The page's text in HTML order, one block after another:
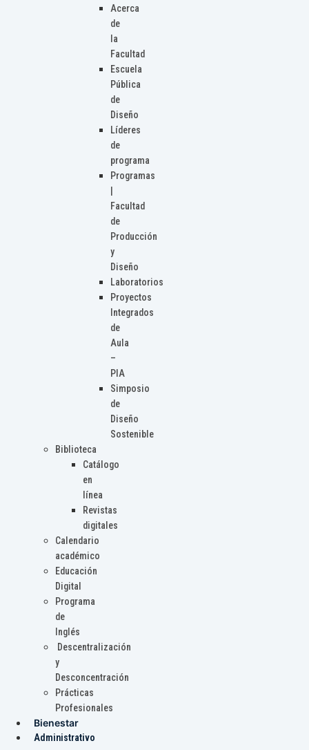
Acerca
de
la
Facultad
Escuela
Pública
de
Diseño
Líderes
de
programa
Programas
Facultad
de
Producción
y
Diseño
Laboratorios
Proyectos
Integrados
de
Aula
–
PIA
Simposio
de
Diseño
Sostenible
Biblioteca
Catálogo
en
línea
Revistas
digitales
Calendario
académico
Educación
Digital
Programa
de
Inglés
Descentralización
y
Desconcentración
Prácticas
Profesionales
Bienestar
Administrativo